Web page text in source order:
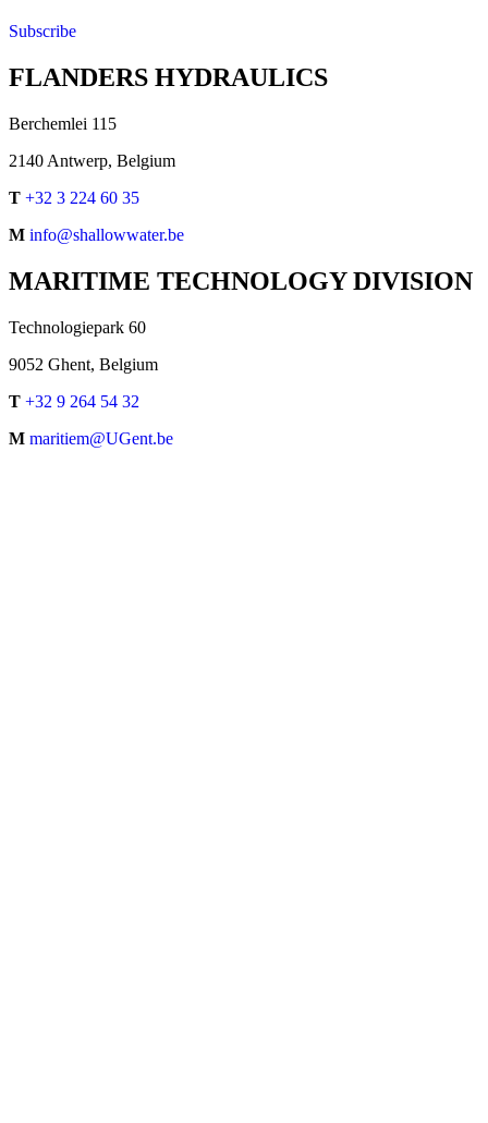
Subscribe
FLANDERS HYDRAULICS
Berchemlei 115
2140 Antwerp, Belgium
T +32 3 224 60 35
M info@shallowwater.be
MARITIME TECHNOLOGY DIVISION
Technologiepark 60
9052 Ghent, Belgium
T +32 9 264 54 32
M maritiem@UGent.be